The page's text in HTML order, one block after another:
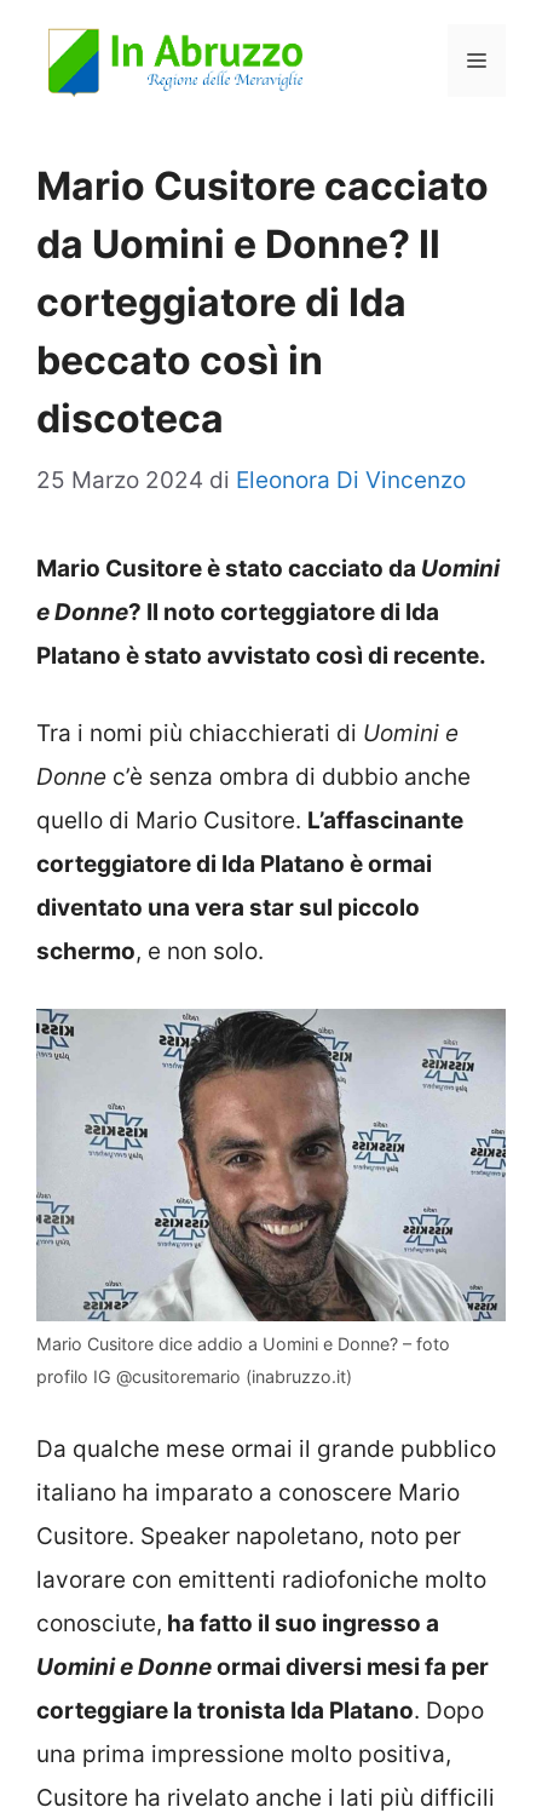
Menu
Mario Cusitore cacciato
da Uomini e Donne? Il
corteggiatore di Ida
beccato così in
discoteca
25 Marzo 2024 di Eleonora Di Vincenzo
Mario Cusitore è stato cacciato da Uomini
e Donne? Il noto corteggiatore di Ida
Platano è stato avvistato così di recente.
Tra i nomi più chiacchierati di Uomini e
Donne c’è senza ombra di dubbio anche
quello di Mario Cusitore. L’affascinante
corteggiatore di Ida Platano è ormai
diventato una vera star sul piccolo
schermo, e non solo.
Mario Cusitore dice addio a Uomini e Donne? – foto
profilo IG @cusitoremario (inabruzzo.it)
Da qualche mese ormai il grande pubblico
italiano ha imparato a conoscere Mario
Cusitore. Speaker napoletano, noto per
lavorare con emittenti radiofoniche molto
conosciute, ha fatto il suo ingresso a
Uomini e Donneormai diversi mesi fa per
corteggiare la tronista Ida Platano. Dopo
una prima impressione molto positiva,
Cusitore ha rivelato anche i lati più difficili